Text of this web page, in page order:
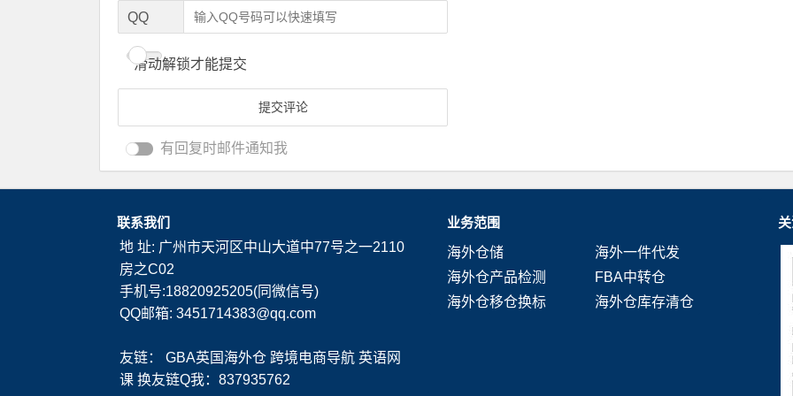
QQ
滑动解锁才能提交
有回复时邮件通知我
联系我们
地 址: 广州市天河区中山大道中77号之一2110
房之C02
手机号:18820925205(同微信号)
QQ邮箱: 3451714383@qq.com
友链： GBA英国海外仓 跨境电商导航 英语网
课 换友链Q我：837935762
业务范围
海外仓储
海外一件代发
海外仓产品检测
FBA中转仓
海外仓移仓换标
海外仓库存清仓